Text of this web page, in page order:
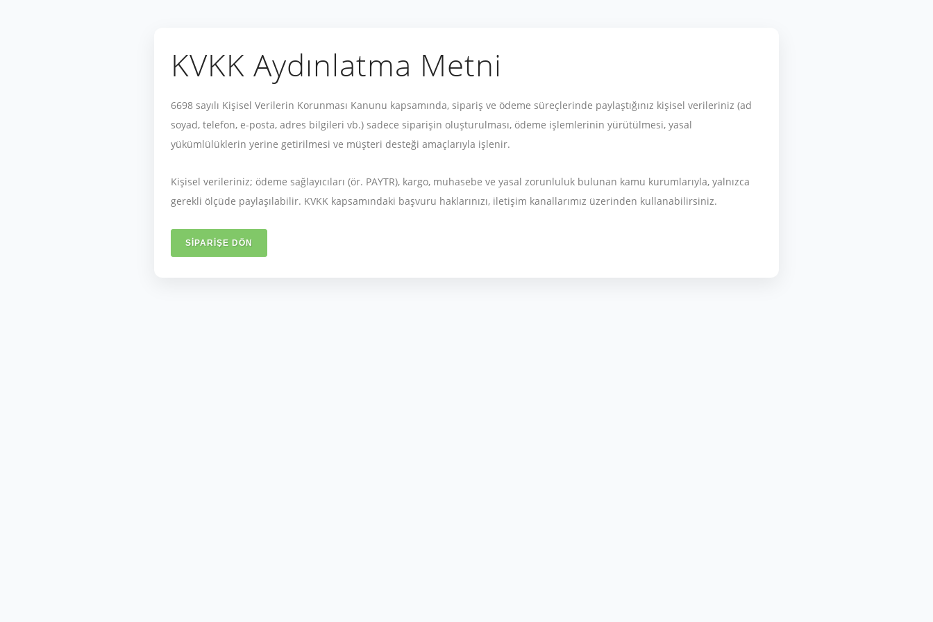
KVKK Aydınlatma Metni
6698 sayılı Kişisel Verilerin Korunması Kanunu kapsamında, sipariş ve ödeme süreçlerinde paylaştığınız kişisel verileriniz (ad
soyad, telefon, e-posta, adres bilgileri vb.) sadece siparişin oluşturulması, ödeme işlemlerinin yürütülmesi, yasal
yükümlülüklerin yerine getirilmesi ve müşteri desteği amaçlarıyla işlenir.
Kişisel verileriniz; ödeme sağlayıcıları (ör. PAYTR), kargo, muhasebe ve yasal zorunluluk bulunan kamu kurumlarıyla, yalnızca
gerekli ölçüde paylaşılabilir. KVKK kapsamındaki başvuru haklarınızı, iletişim kanallarımız üzerinden kullanabilirsiniz.
SIPARIŞE DÖN